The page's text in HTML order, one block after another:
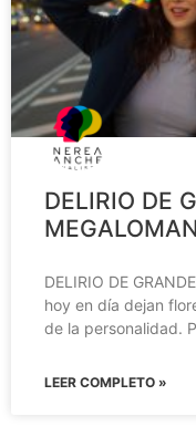
DELIRIO DE
DELIRIO DE
hoy en día dejan
de la personalidad.
LEER COMPLETO »